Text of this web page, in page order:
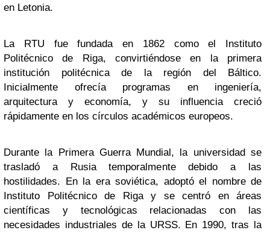
en Letonia.
La RTU fue fundada en 1862 como el Instituto
Politécnico de Riga, convirtiéndose en la primera
institución politécnica de la región del Báltico.
Inicialmente ofrecía programas en ingeniería,
arquitectura y economía, y su influencia creció
rápidamente en los círculos académicos europeos.
Durante la Primera Guerra Mundial, la universidad se
trasladó a Rusia temporalmente debido a las
hostilidades. En la era soviética, adoptó el nombre de
Instituto Politécnico de Riga y se centró en áreas
científicas y tecnológicas relacionadas con las
necesidades industriales de la URSS. En 1990, tras la